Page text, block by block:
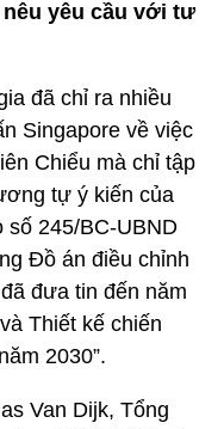
nêu yêu cầu với tư
đã chỉ ra nhiều
Singapore về việc
Chiểu mà chỉ tập
tự ý kiến của
số 245/BC-UBND
Đồ án điều chỉnh
đưa tin đến năm
Thiết kế chiến
2030”.
Van Dijk, Tổng